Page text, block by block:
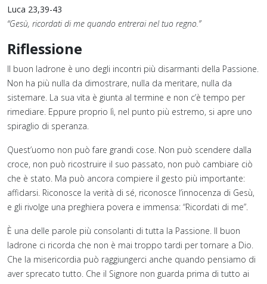
Luca 23,39-43
“Gesù, ricordati di me quando entrerai nel tuo regno.”
Riflessione
Il buon ladrone è uno degli incontri più disarmanti della Passione.
Non ha più nulla da dimostrare, nulla da meritare, nulla da
sistemare. La sua vita è giunta al termine e non c’è tempo per
rimediare. Eppure proprio lì, nel punto più estremo, si apre uno
spiraglio di speranza.
Quest’uomo non può fare grandi cose. Non può scendere dalla
croce, non può ricostruire il suo passato, non può cambiare ciò
che è stato. Ma può ancora compiere il gesto più importante:
affidarsi. Riconosce la verità di sé, riconosce l’innocenza di Gesù,
e gli rivolge una preghiera povera e immensa: “Ricordati di me”.
È una delle parole più consolanti di tutta la Passione. Il buon
ladrone ci ricorda che non è mai troppo tardi per tornare a Dio.
Che la misericordia può raggiungerci anche quando pensiamo di
aver sprecato tutto. Che il Signore non guarda prima di tutto ai